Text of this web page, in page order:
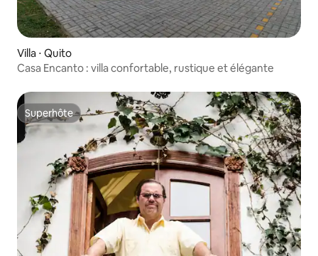
Villa ⋅ Quito
Casa Encanto : villa confortable, rustique et élégante
Superhôte
Superhôte